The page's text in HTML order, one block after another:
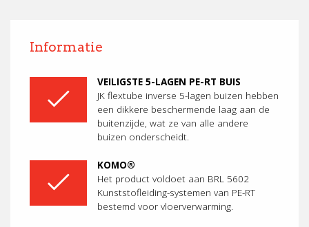
Informatie
VEILIGSTE 5-LAGEN PE-RT BUIS
JK flextube inverse 5-lagen buizen hebben
een dikkere beschermende laag aan de
buitenzijde, wat ze van alle andere
buizen onderscheidt.
KOMO®
Het product voldoet aan BRL 5602
Kunststofleiding-systemen van PE-RT
bestemd voor vloerverwarming.